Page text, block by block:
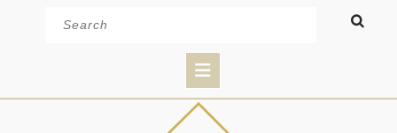
Button